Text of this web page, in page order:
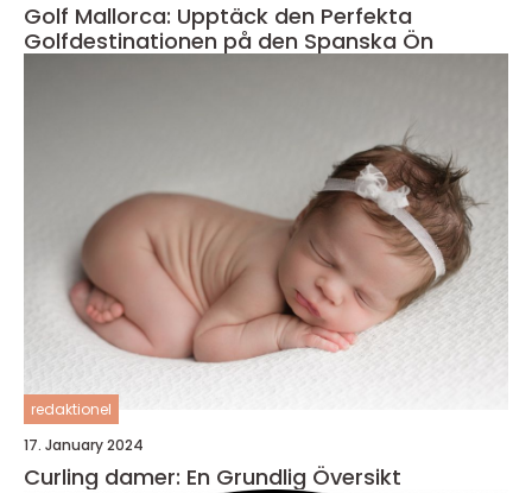
Golf Mallorca: Upptäck den Perfekta
Golfdestinationen på den Spanska Ön
redaktionel
17. January 2024
Curling damer: En Grundlig Översikt